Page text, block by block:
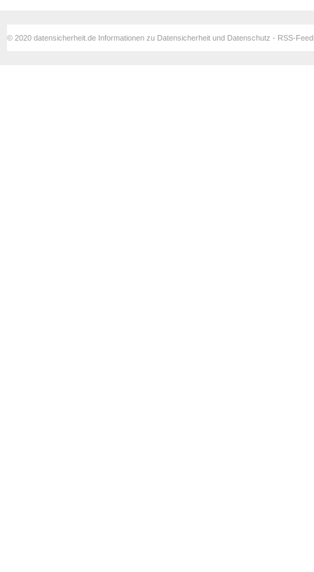
© 2020 datensicherheit.de Informationen zu Datensicherheit und Datenschutz - RSS-